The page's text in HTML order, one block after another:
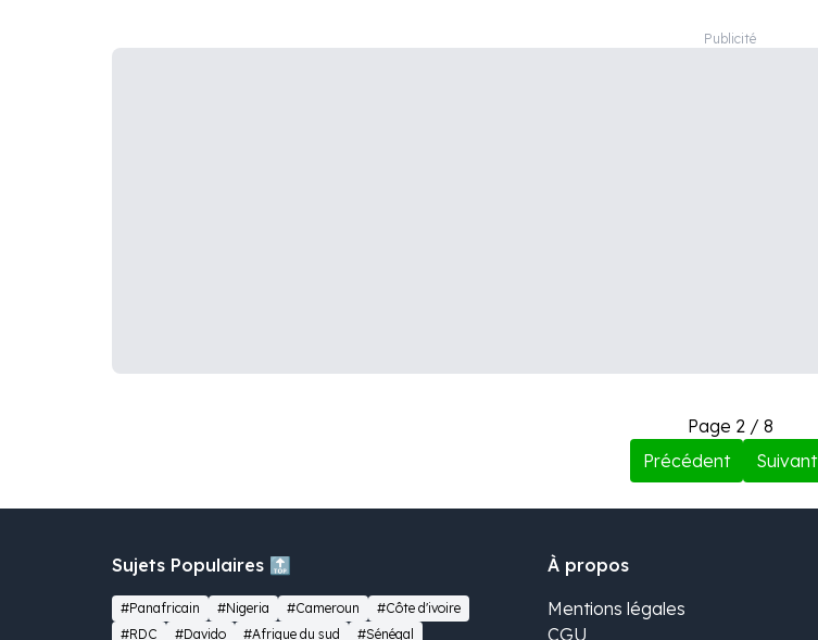
Page 2 / 8
Précédent
Suivant
Sujets Populaires 🔝
#Panafricain #Nigeria #Cameroun
#Côte d'ivoire
#RDC
#Davido #Afrique du sud #Sénégal
À propos
Mentions légales
CGU